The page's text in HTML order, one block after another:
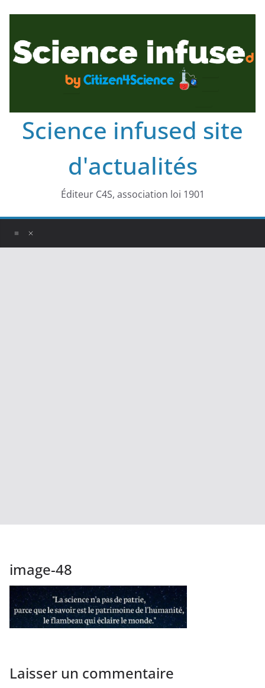
Science infused site
d'actualités
Éditeur C4S, association loi 1901
image-48
Laisser un commentaire